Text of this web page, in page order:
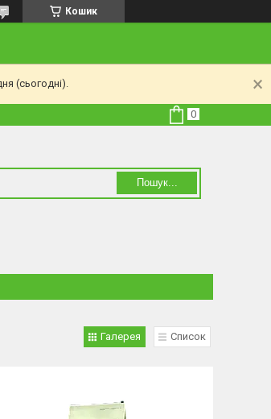
Кошик
(сьогодні).
Пошук...
Галерея Список